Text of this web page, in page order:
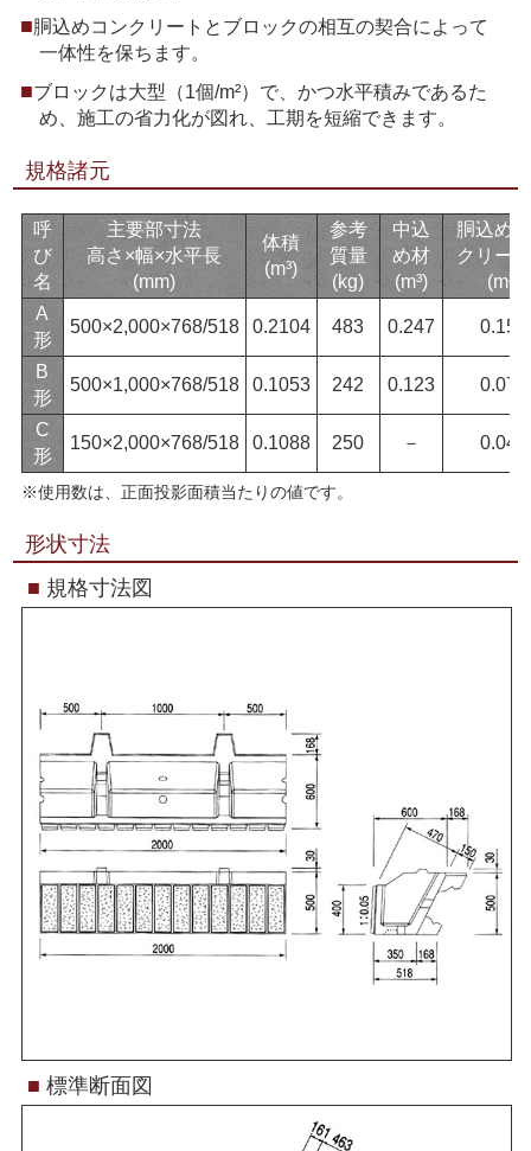
胴込めコンクリートとブロックの相互の契合によって
一体性を保ちます。
ブロックは大型（1個/m²）で、かつ水平積みであるた
め、施工の省力化が図れ、工期を短縮できます。
規格諸元
呼
び
名
主要部寸法
高さ×幅×水平長
(mm)
体積
(m³)
参考
質量
(kg)
中込
め材
(m³)
胴込め
クリー
(m³)
A
形
500×2,000×768/518 0.2104 483 0.247 0.155
B
形
500×1,000×768/518 0.1053 242 0.123 0.077
C
形
150×2,000×768/518 0.1088 250 － 0.042
※使用数は、正面投影面積当たりの値です。
形状寸法
■ 規格寸法図
■ 標準断面図